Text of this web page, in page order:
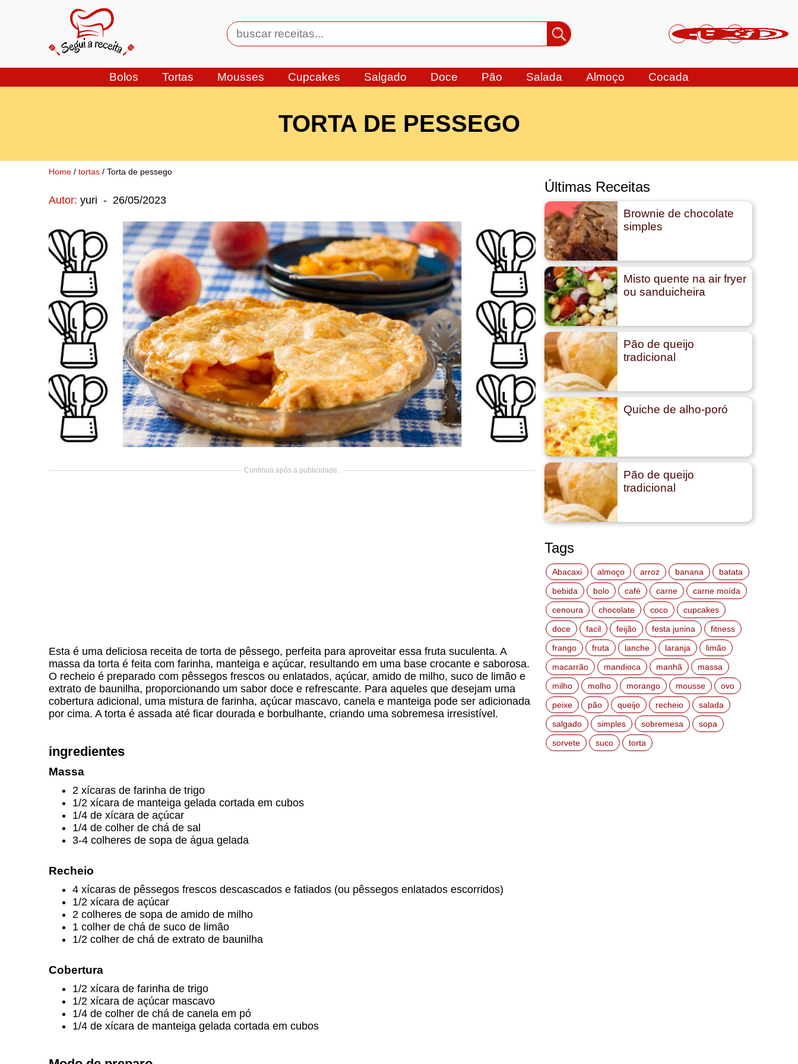
Bolos Tortas Mousses Cupcakes Salgado Doce Pão Salada Almoço Cocada
TORTA DE PESSEGO
Home / tortas / Torta de pessego
Autor: yuri - 26/05/2023
Continua após a publicidade..
Esta é uma deliciosa receita de torta de pêssego, perfeita para aproveitar essa fruta suculenta. A
massa da torta é feita com farinha, manteiga e açúcar, resultando em uma base crocante e saborosa.
O recheio é preparado com pêssegos frescos ou enlatados, açúcar, amido de milho, suco de limão e
extrato de baunilha, proporcionando um sabor doce e refrescante. Para aqueles que desejam uma
cobertura adicional, uma mistura de farinha, açúcar mascavo, canela e manteiga pode ser adicionada
por cima. A torta é assada até ficar dourada e borbulhante, criando uma sobremesa irresistível.
ingredientes
Massa
2 xícaras de farinha de trigo
1/2 xícara de manteiga gelada cortada em cubos
1/4 de xícara de açúcar
1/4 de colher de chá de sal
3-4 colheres de sopa de água gelada
Recheio
4 xícaras de pêssegos frescos descascados e fatiados (ou pêssegos enlatados escorridos)
1/2 xícara de açúcar
2 colheres de sopa de amido de milho
1 colher de chá de suco de limão
1/2 colher de chá de extrato de baunilha
Cobertura
1/2 xícara de farinha de trigo
1/2 xícara de açúcar mascavo
1/4 de colher de chá de canela em pó
1/4 de xícara de manteiga gelada cortada em cubos
Últimas Receitas
Brownie de chocolate
simples
Misto quente na air fryer
ou sanduicheira
Pão de queijo
tradicional
Quiche de alho-poró
Pão de queijo
tradicional
Tags
Abacaxi almoço arroz banana
batata
bebida
bolo café carne
carne moída
cenoura
chocolate coco
cupcakes
doce
facil feijão festa junina
fitness
frango
fruta lanche laranja
limão
macarrão
mandioca manhã
massa
milho
molho morango mousse
ovo
peixe
pão queijo recheio
salada
salgado
simples sobremesa
sopa
sorvete
suco torta